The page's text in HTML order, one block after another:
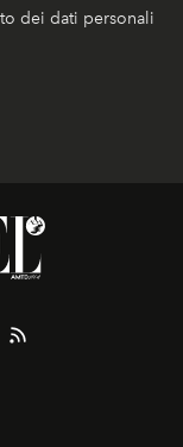
dei dati personali